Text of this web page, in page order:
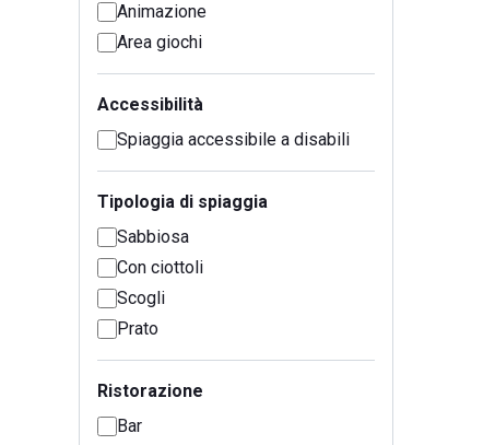
Animazione
Area giochi
Accessibilità
Spiaggia accessibile a disabili
Tipologia di spiaggia
Sabbiosa
Con ciottoli
Scogli
Prato
Ristorazione
Bar